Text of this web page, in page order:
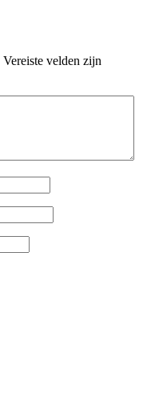
Vereiste velden zijn